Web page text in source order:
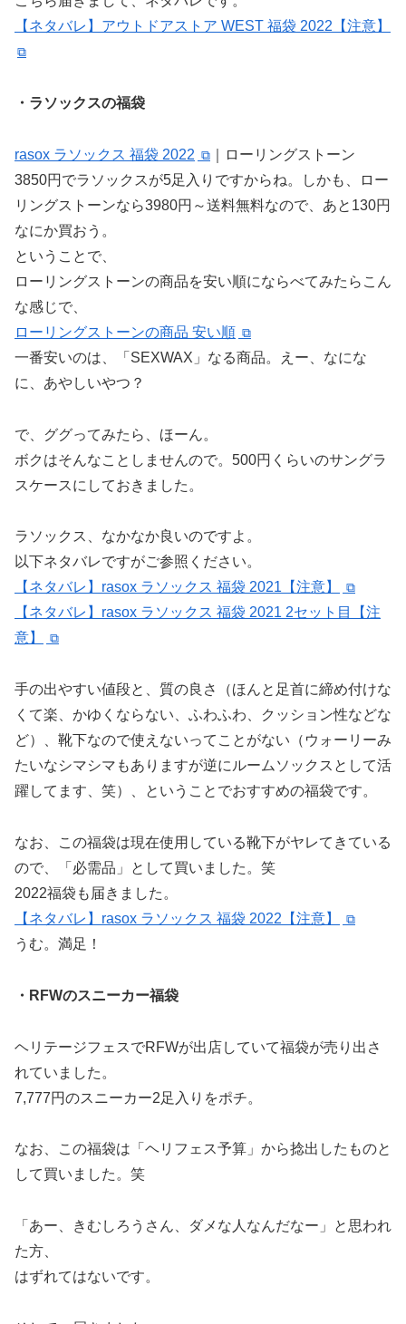
【ネタバレ】アウトドアストア WEST 福袋 2022【注意】
・ラソックスの福袋
rasox ラソックス 福袋 2022
｜ローリングストーン
3850円でラソックスが5足入りですからね。しかも、ロー
リングストーンなら3980円～送料無料なので、あと130円
なにか買おう。
ということで、
ローリングストーンの商品を安い順にならべてみたらこん
な感じで、
ローリングストーンの商品 安い順
一番安いのは、「SEXWAX」なる商品。えー、なにな
に、あやしいやつ？
で、ググってみたら、ほーん。
ボクはそんなことしませんので。500円くらいのサングラ
スケースにしておきました。
ラソックス、なかなか良いのですよ。
以下ネタバレですがご参照ください。
【ネタバレ】rasox ラソックス 福袋 2021【注意】
【ネタバレ】rasox ラソックス 福袋 2021 2セット目【注
意】
手の出やすい値段と、質の良さ（ほんと足首に締め付けな
くて楽、かゆくならない、ふわふわ、クッション性などな
ど）、靴下なので使えないってことがない（ウォーリーみ
たいなシマシマもありますが逆にルームソックスとして活
躍してます、笑）、ということでおすすめの福袋です。
なお、この福袋は現在使用している靴下がヤレてきている
ので、「必需品」として買いました。笑
2022福袋も届きました。
【ネタバレ】rasox ラソックス 福袋 2022【注意】
うむ。満足！
・RFWのスニーカー福袋
ヘリテージフェスでRFWが出店していて福袋が売り出さ
れていました。
7,777円のスニーカー2足入りをポチ。
なお、この福袋は「ヘリフェス予算」から捻出したものと
して買いました。笑
「あー、きむしろうさん、ダメな人なんだなー」と思われ
た方、
はずれてはないです。